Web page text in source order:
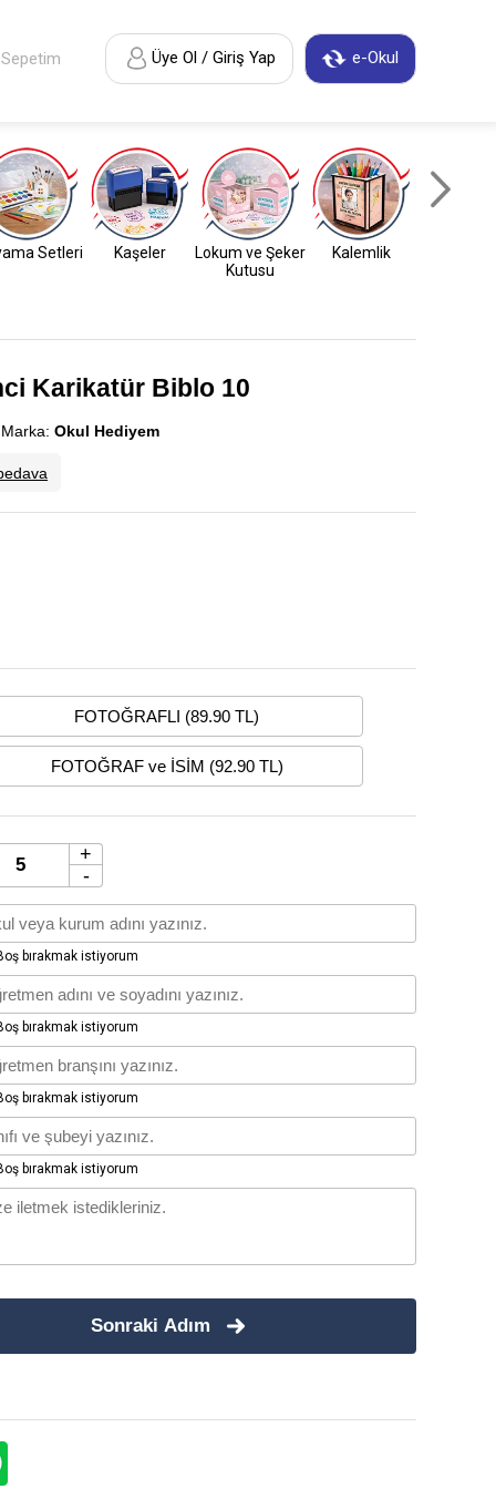
e-Okul
Üye Ol / Giriş Yap
Sepetim
Setleri Kaşeler
Lokum ve Şeker
Kutusu
Kalemlik
Karikatür Biblo 10
Okul Hediyem
FOTOĞRAFLI (89.90 TL)
FOTOĞRAF ve İSİM (92.90 TL)
+
-
bırakmak istiyorum
bırakmak istiyorum
bırakmak istiyorum
bırakmak istiyorum
Sonraki Adım